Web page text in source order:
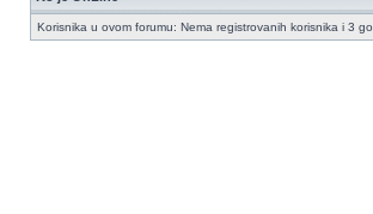
Korisnika u ovom forumu: Nema registrovanih korisnika i 3